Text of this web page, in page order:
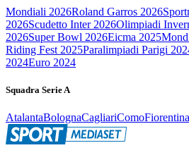
Mondiali 2026Roland Garros 2026
2026Scudetto Inter 2026Olimpiadi
2026Super Bowl 2026Eicma 2025
Riding Fest 2025Paralimpiadi Parigi
2024Euro 2024
Squadra Serie A
AtalantaBolognaCagliariComoFiorentina